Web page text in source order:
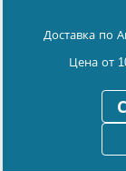
Доставка по
Цена от